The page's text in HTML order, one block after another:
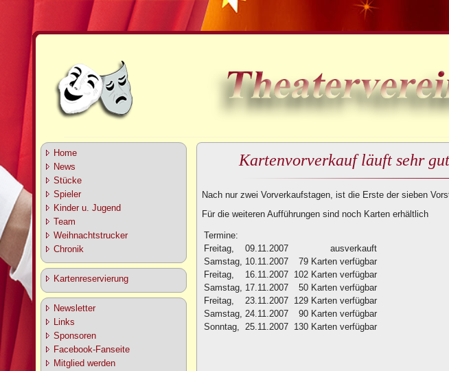
Home
News
Stücke
Spieler
Kinder u. Jugend
Team
Weihnachtstrucker
Chronik
Kartenreservierung
Newsletter
Links
Sponsoren
Facebook-Fanseite
Mitglied werden
Kartenvorverkauf läuft sehr
Nach nur zwei Vorverkaufstagen, ist die Erste der sieben
Für die weiteren Aufführungen sind noch Karten erhältlich
Termine:
Freitag,
09.11.2007
ausverkauft
Samstag, 10.11.2007
79 Karten verfügbar
Freitag,
16.11.2007 102 Karten verfügbar
Samstag, 17.11.2007
50 Karten verfügbar
Freitag,
23.11.2007 129 Karten verfügbar
Samstag, 24.11.2007
90 Karten verfügbar
Sonntag,
25.11.2007 130 Karten verfügbar